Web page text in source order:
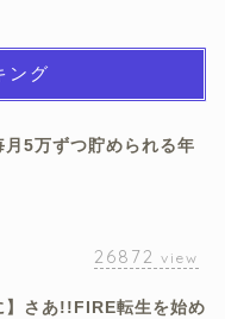
ング
月5万ずつ貯められる年
26872 view
】さあ!!FIRE転生を始め